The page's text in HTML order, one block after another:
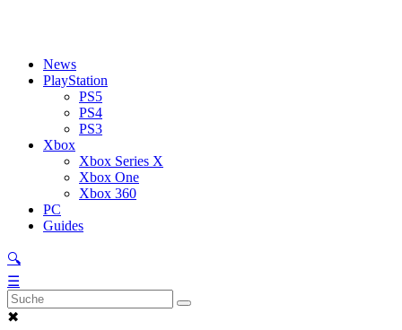
News
PlayStation
PS5
PS4
PS3
Xbox
Xbox Series X
Xbox One
Xbox 360
PC
Guides
🔍
☰
✖